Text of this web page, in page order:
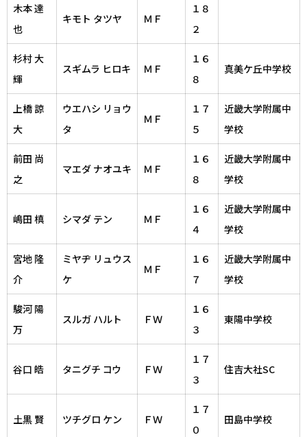
木本 達
也
キモト タツヤ ＭＦ
１８
２
杉村 大
輝
スギムラ ヒロキ ＭＦ
１６
８
真美ケ丘中学校
上橋 諒
大
ウエハシ リョウ
タ
ＭＦ
１７
５
近畿大学附属中
学校
前田 尚
之
マエダ ナオユキ ＭＦ
１６
８
近畿大学附属中
学校
嶋田 槙 シマダ テン ＭＦ
１６
４
近畿大学附属中
学校
宮地 隆
介
ミヤヂ リュウス
ケ
ＭＦ
１６
７
近畿大学附属中
学校
駿河 陽
万
スルガ ハルト ＦＷ
１６
３
東陽中学校
谷口 皓 タニグチ コウ ＦＷ
１７
３
住吉大社SC
土黒 賢 ツチグロ ケン ＦＷ
１７
０
田島中学校